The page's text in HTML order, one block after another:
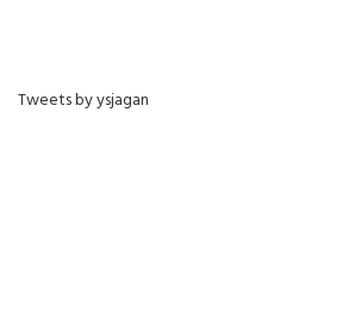
Tweets by ysjagan